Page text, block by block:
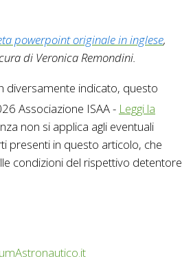
powerpoint originale in inglese,
di Veronica Remondini.
diversamente indicato, questo
Associazione ISAA - Leggi la
non si applica agli eventuali
presenti in questo articolo, che
condizioni del rispettivo detentore